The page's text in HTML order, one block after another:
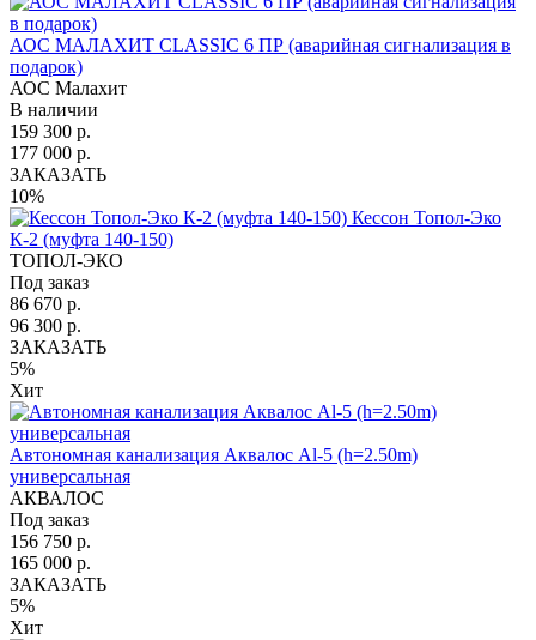
АОС МАЛАХИТ CLASSIC 6 ПР (аварийная сигнализация в
подарок)
АОС Малахит
В наличии
159 300 р.
177 000 р.
ЗАКАЗАТЬ
10%
Кессон Топол-Эко
К-2 (муфта 140-150)
ТОПОЛ-ЭКО
Под заказ
86 670 р.
96 300 р.
ЗАКАЗАТЬ
5%
Хит
Автономная канализация Аквалос Al-5 (h=2.50m)
универсальная
АКВАЛОС
Под заказ
156 750 р.
165 000 р.
ЗАКАЗАТЬ
5%
Хит